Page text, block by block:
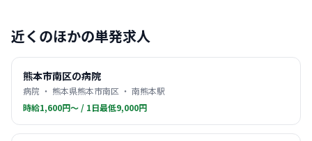
近くのほかの単発求人
熊本市南区の病院
病院 ・ 熊本県熊本市南区 ・ 南熊本駅
時給1,600円〜 / 1日最低9,000円